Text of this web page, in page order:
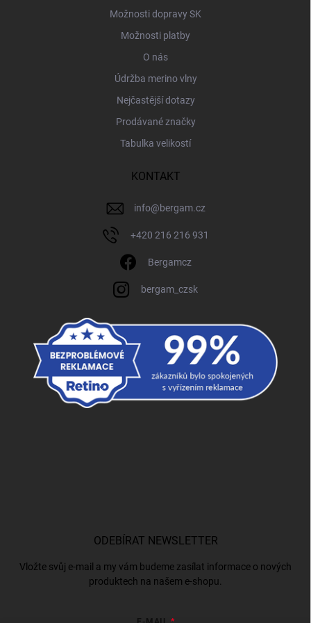
Možnosti dopravy SK
Možnosti platby
O nás
Údržba merino vlny
Nejčastější dotazy
Prodávané značky
Tabulka velikostí
KONTAKT
info@bergam.cz
+420 216 216 931
Bergamcz
bergam_czsk
ODEBÍRAT NEWSLETTER
Vložte svůj e-mail a my vám budeme zasílat informace o nových
produktech na našem e-shopu.